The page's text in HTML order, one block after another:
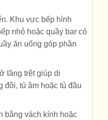
Khu vực bếp hình
nhỏ hoặc quầy bar có
ăn uống góp phần
tầng trệt giúp di
đôi, tủ âm hoặc tủ đầu
bằng vách kính hoặc